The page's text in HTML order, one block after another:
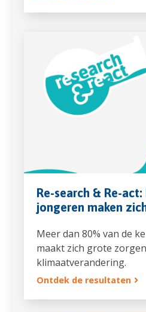
Re-search & Re-
jongeren maken
Meer dan 80% van de
maakt zich grote
klimaatverandering.
Ontdek de resultaten